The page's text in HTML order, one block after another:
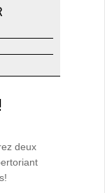
deux